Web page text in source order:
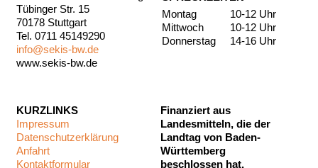
Tübinger Str. 15
70178 Stuttgart
Tel. 0711 45149290
info@sekis-bw.de
www.sekis-bw.de
Montag
Mittwoch
Donnerstag
10-12 Uhr
10-12 Uhr
14-16 Uhr
KURZLINKS
Impressum
Datenschutzerklärung
Anfahrt
Kontaktformular
Finanziert aus
Landesmitteln, die der
Landtag von Baden-
Württemberg
beschlossen hat.